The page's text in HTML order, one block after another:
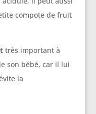
compote de fruit
très important à
son bébé, car il lui
la